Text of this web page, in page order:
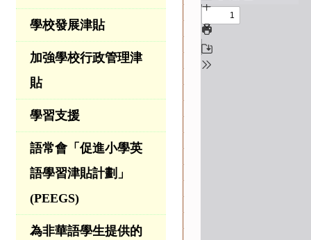
學校發展津貼
加強學校行政管理津
貼
學習支援
語常會「促進小學英
語學習津貼計劃」
(PEEGS)
為非華語學生提供的